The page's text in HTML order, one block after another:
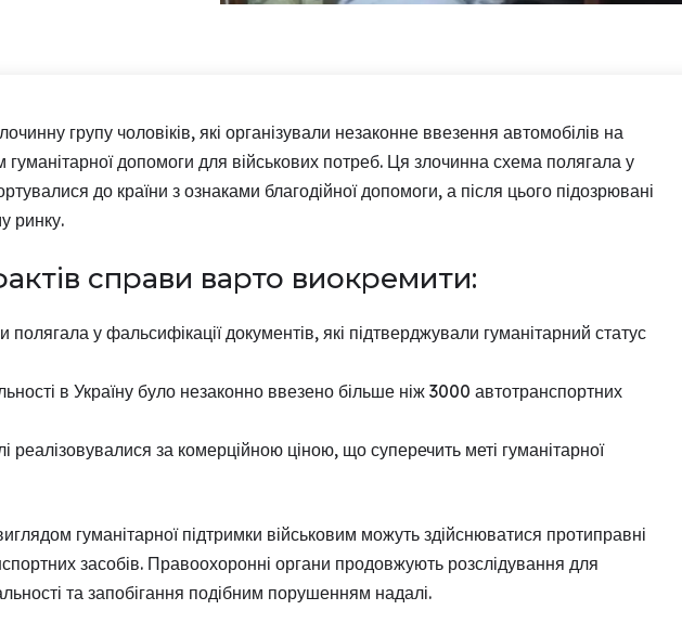
групу чоловіків, які організували незаконне ввезення автомобілів на
гуманітарної допомоги для військових потреб. Ця злочинна схема полягала у
до країни з ознаками благодійної допомоги, а після цього підозрювані
ринку.
справи варто виокремити:
полягала у фальсифікації документів, які підтверджували гуманітарний статус
в Україну було незаконно ввезено більше ніж 3000 автотранспортних
реалізовувалися за комерційною ціною, що суперечить меті гуманітарної
гуманітарної підтримки військовим можуть здійснюватися протиправні
засобів. Правоохоронні органи продовжують розслідування для
та запобігання подібним порушенням надалі.